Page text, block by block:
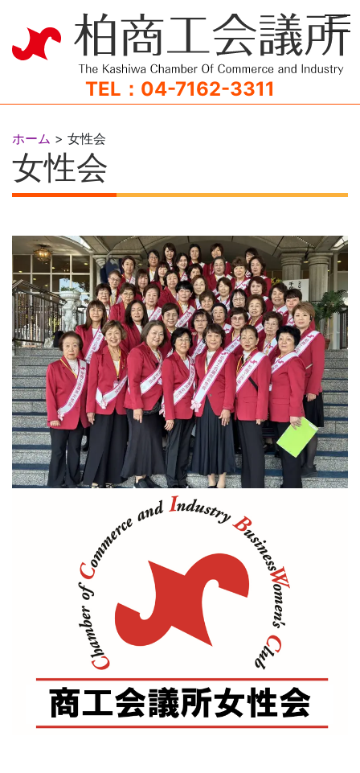
TEL：04-7162-3311
ホーム > 女性会
女性会